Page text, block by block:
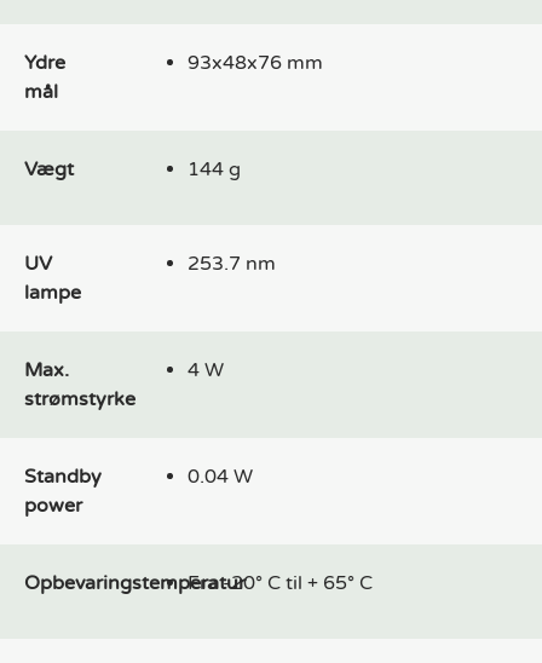
Ydre
mål
93x48x76 mm
Vægt 144 g
UV
lampe
253.7 nm
Max.
strømstyrke
4 W
Standby
power
0.04 W
OpbevaringstemperaturFra -20° C til + 65° C